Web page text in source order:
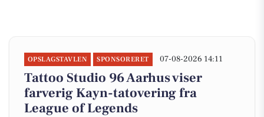
OPSLAGSTAVLEN SPONSORERET 07-08-2026 14:11
Tattoo Studio 96 Aarhus viser
farverig Kayn-tatovering fra
League of Legends